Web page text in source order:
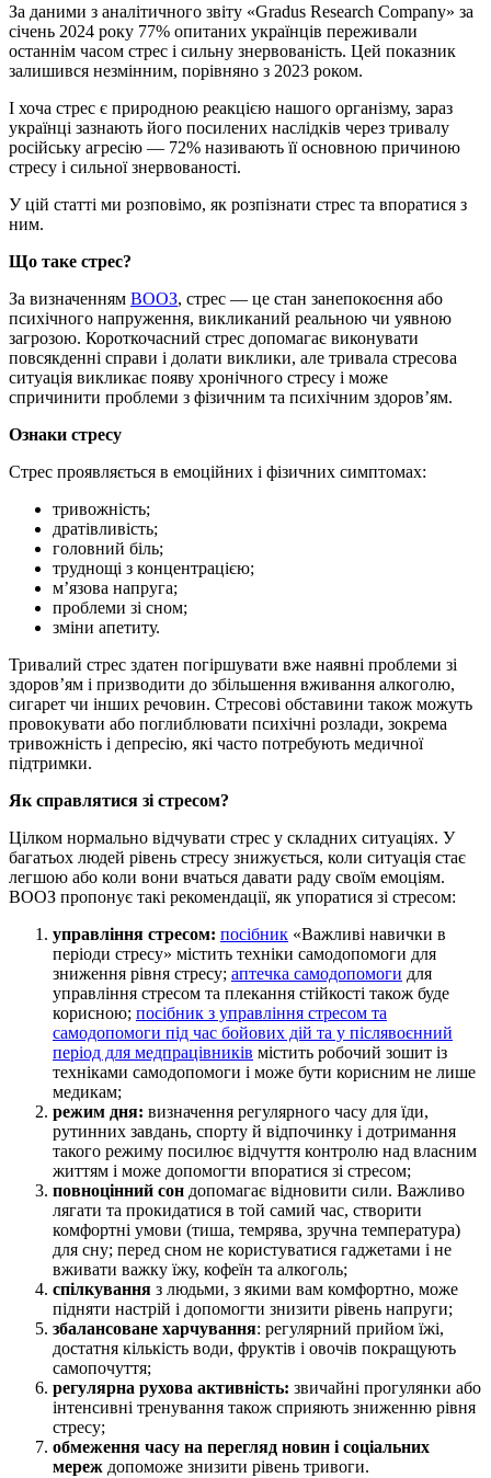
За даними з аналітичного звіту «Gradus Research Company» за
січень 2024 року 77% опитаних українців переживали
останнім часом стрес і сильну знервованість. Цей показник
залишився незмінним, порівняно з 2023 роком.
І хоча стрес є природною реакцією нашого організму, зараз
українці зазнають його посилених наслідків через тривалу
російську агресію — 72% називають її основною причиною
стресу і сильної знервованості.
У цій статті ми розповімо, як розпізнати стрес та впоратися з
ним.
Що таке стрес?
За визначенням ВООЗ, стрес — це стан занепокоєння або
психічного напруження, викликаний реальною чи уявною
загрозою. Короткочасний стрес допомагає виконувати
повсякденні справи і долати виклики, але тривала стресова
ситуація викликає появу хронічного стресу і може
спричинити проблеми з фізичним та психічним здоров’ям.
Ознаки стресу
Стрес проявляється в емоційних і фізичних симптомах:
тривожність;
дратівливість;
головний біль;
труднощі з концентрацією;
м’язова напруга;
проблеми зі сном;
зміни апетиту.
Тривалий стрес здатен погіршувати вже наявні проблеми зі
здоров’ям і призводити до збільшення вживання алкоголю,
сигарет чи інших речовин. Стресові обставини також можуть
провокувати або поглиблювати психічні розлади, зокрема
тривожність і депресію, які часто потребують медичної
підтримки.
Як справлятися зі стресом?
Цілком нормально відчувати стрес у складних ситуаціях. У
багатьох людей рівень стресу знижується, коли ситуація стає
легшою або коли вони вчаться давати раду своїм емоціям.
ВООЗ пропонує такі рекомендації, як упоратися зі стресом:
управління стресом: посібник «Важливі навички в
періоди стресу» містить техніки самодопомоги для
зниження рівня стресу; аптечка самодопомоги для
управління стресом та плекання стійкості також буде
корисною; посібник з управління стресом та
самодопомоги під час бойових дій та у післявоєнний
період для медпрацівників містить робочий зошит із
техніками самодопомоги і може бути корисним не лише
медикам;
режим дня: визначення регулярного часу для їди,
рутинних завдань, спорту й відпочинку і дотримання
такого режиму посилює відчуття контролю над власним
життям і може допомогти впоратися зі стресом;
повноцінний сон допомагає відновити сили. Важливо
лягати та прокидатися в той самий час, створити
комфортні умови (тиша, темрява, зручна температура)
для сну; перед сном не користуватися гаджетами і не
вживати важку їжу, кофеїн та алкоголь;
спілкування з людьми, з якими вам комфортно, може
підняти настрій і допомогти знизити рівень напруги;
збалансоване харчування: регулярний прийом їжі,
достатня кількість води, фруктів і овочів покращують
самопочуття;
регулярна рухова активність: звичайні прогулянки або
інтенсивні тренування також сприяють зниженню рівня
стресу;
обмеження часу на перегляд новин і соціальних
мереж допоможе знизити рівень тривоги.